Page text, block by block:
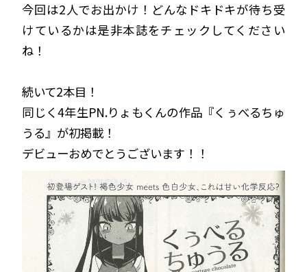
今回は2人でお出かけ！どんなドキドキが待ち受
けているかは是非本誌をチェックしてください
ね！
続いて2本目！
同じく4年生PN.りょもくんの作品『くぅべるちゅ
うる』が初掲載！
デビューおめでとうございます！！